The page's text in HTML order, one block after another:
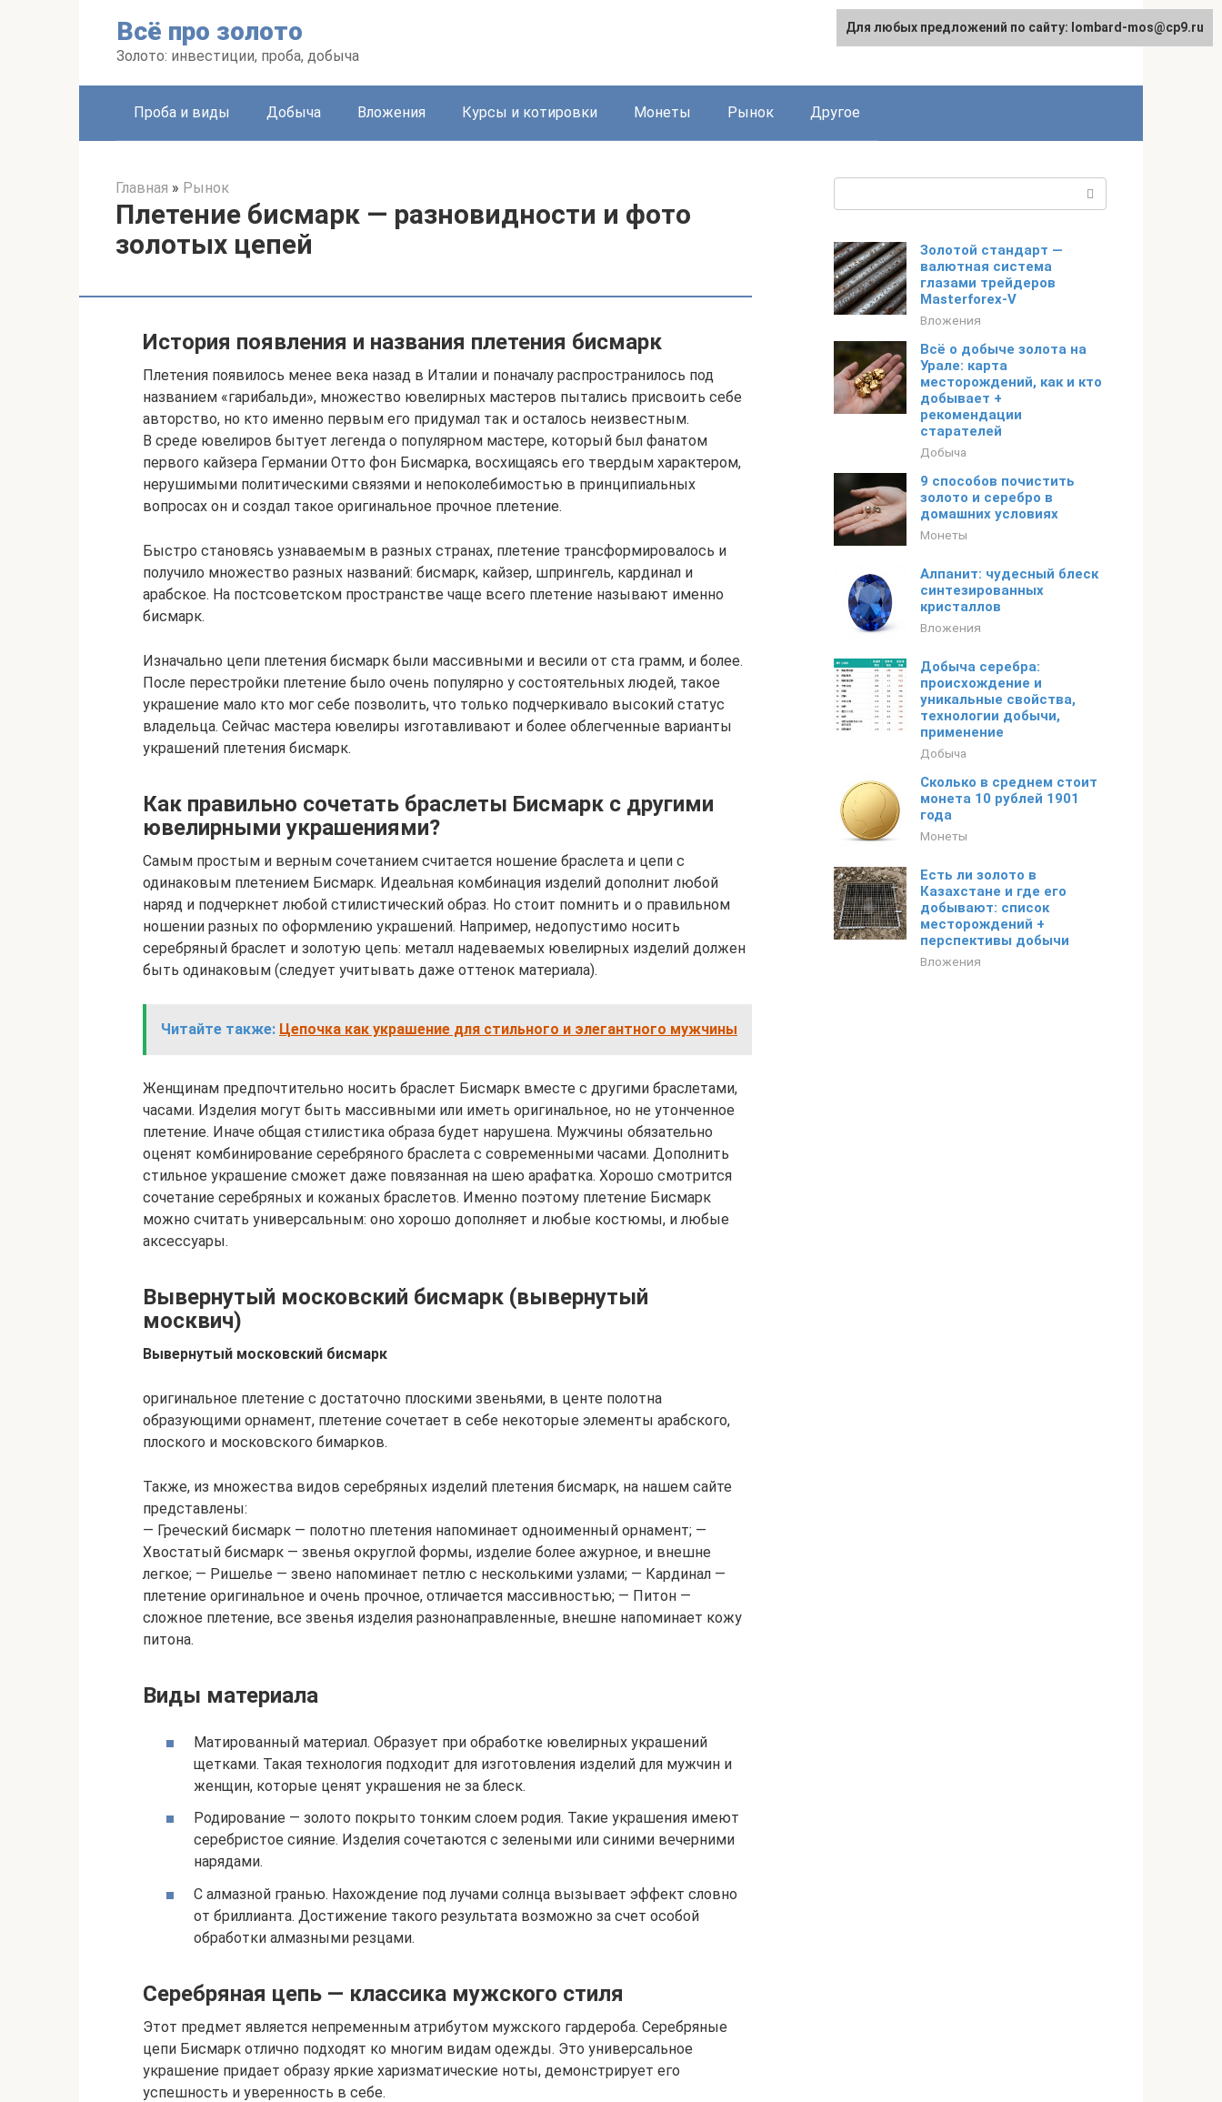
Всё про золото
Золото: инвестиции, проба, добыча
Проба и виды Добыча Вложения Курсы и котировки Монеты Рынок Другое
Главная » Рынок
Плетение бисмарк — разновидности и фото
золотых цепей
История появления и названия плетения бисмарк
Плетения появилось менее века назад в Италии и поначалу распространилось под
названием «гарибальди», множество ювелирных мастеров пытались присвоить себе
авторство, но кто именно первым его придумал так и осталось неизвестным.
В среде ювелиров бытует легенда о популярном мастере, который был фанатом
первого кайзера Германии Отто фон Бисмарка, восхищаясь его твердым характером,
нерушимыми политическими связями и непоколебимостью в принципиальных
вопросах он и создал такое оригинальное прочное плетение.
Быстро становясь узнаваемым в разных странах, плетение трансформировалось и
получило множество разных названий: бисмарк, кайзер, шпрингель, кардинал и
арабское. На постсоветском пространстве чаще всего плетение называют именно
бисмарк.
Изначально цепи плетения бисмарк были массивными и весили от ста грамм, и более.
После перестройки плетение было очень популярно у состоятельных людей, такое
украшение мало кто мог себе позволить, что только подчеркивало высокий статус
владельца. Сейчас мастера ювелиры изготавливают и более облегченные варианты
украшений плетения бисмарк.
Как правильно сочетать браслеты Бисмарк с другими
ювелирными украшениями?
Самым простым и верным сочетанием считается ношение браслета и цепи с
одинаковым плетением Бисмарк. Идеальная комбинация изделий дополнит любой
наряд и подчеркнет любой стилистический образ. Но стоит помнить и о правильном
ношении разных по оформлению украшений. Например, недопустимо носить
серебряный браслет и золотую цепь: металл надеваемых ювелирных изделий должен
быть одинаковым (следует учитывать даже оттенок материала).
Читайте также: Цепочка как украшение для стильного и элегантного мужчины
Женщинам предпочтительно носить браслет Бисмарк вместе с другими браслетами,
часами. Изделия могут быть массивными или иметь оригинальное, но не утонченное
плетение. Иначе общая стилистика образа будет нарушена. Мужчины обязательно
оценят комбинирование серебряного браслета с современными часами. Дополнить
стильное украшение сможет даже повязанная на шею арафатка. Хорошо смотрится
сочетание серебряных и кожаных браслетов. Именно поэтому плетение Бисмарк
можно считать универсальным: оно хорошо дополняет и любые костюмы, и любые
аксессуары.
Вывернутый московский бисмарк (вывернутый
москвич)
Вывернутый московский бисмарк
оригинальное плетение с достаточно плоскими звеньями, в центе полотна
образующими орнамент, плетение сочетает в себе некоторые элементы арабского,
плоского и московского бимарков.
Также, из множества видов серебряных изделий плетения бисмарк, на нашем сайте
представлены:
— Греческий бисмарк — полотно плетения напоминает одноименный орнамент; —
Хвостатый бисмарк — звенья округлой формы, изделие более ажурное, и внешне
легкое; — Ришелье — звено напоминает петлю с несколькими узлами; — Кардинал —
плетение оригинальное и очень прочное, отличается массивностью; — Питон —
сложное плетение, все звенья изделия разнонаправленные, внешне напоминает кожу
питона.
Виды материала
Матированный материал. Образует при обработке ювелирных украшений
щетками. Такая технология подходит для изготовления изделий для мужчин и
женщин, которые ценят украшения не за блеск.
Родирование — золото покрыто тонким слоем родия. Такие украшения имеют
серебристое сияние. Изделия сочетаются с зелеными или синими вечерними
нарядами.
С алмазной гранью. Нахождение под лучами солнца вызывает эффект словно
от бриллианта. Достижение такого результата возможно за счет особой
обработки алмазными резцами.
Серебряная цепь — классика мужского стиля
Этот предмет является непременным атрибутом мужского гардероба. Серебряные
цепи Бисмарк отлично подходят ко многим видам одежды. Это универсальное
украшение придает образу яркие харизматические ноты, демонстрирует его
успешность и уверенность в себе.
Золотой стандарт —
валютная система
глазами трейдеров
Masterforex-V
Вложения
Всё о добыче золота на
Урале: карта
месторождений, как и кто
добывает +
рекомендации
старателей
Добыча
9 способов почистить
золото и серебро в
домашних условиях
Монеты
Алпанит: чудесный блеск
синтезированных
кристаллов
Вложения
Добыча серебра:
происхождение и
уникальные свойства,
технологии добычи,
применение
Добыча
Сколько в среднем стоит
монета 10 рублей 1901
года
Монеты
Есть ли золото в
Казахстане и где его
добывают: список
месторождений +
перспективы добычи
Вложения
Для любых предложений по сайту: lombard-mos@cp9.ru